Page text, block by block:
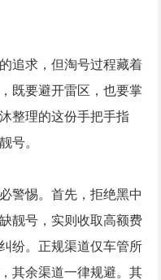
追求，但淘号过程藏着
既要避开雷区，也要掌
整理的这份手把手指
号。
警惕。首先，拒绝黑中
靓号，实则收取高额费
纷。正规渠道仅车管所
其余渠道一律规避。其